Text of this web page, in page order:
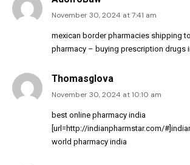
November 30, 2024 at 7:41 am
mexican border pharmacies shipping
pharmacy – buying prescription drugs
Thomasglova
November 30, 2024 at 10:10 am
best online pharmacy india
[url=http://indianpharmstar.com/
world pharmacy india